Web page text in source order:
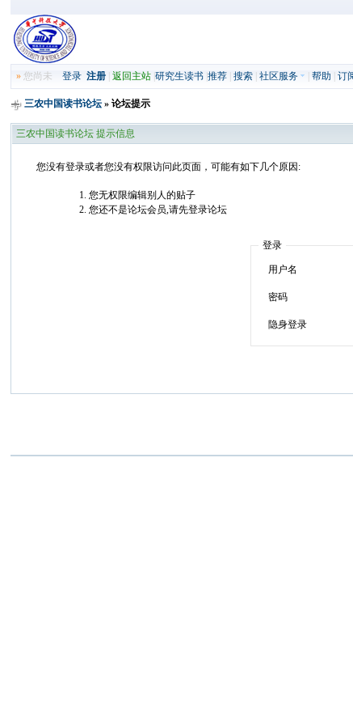
» 您尚未登录 注册 |返回主站 |研究生读书 |推荐 |搜索 |社区服务 |帮助 |订
三农中国读书论坛 » 论坛提示
三农中国读书论坛 提示信息
您没有登录或者您没有权限访问此页面，可能有如下几个原因:
您无权限编辑别人的贴子
您还不是论坛会员,请先登录论坛
登录
用户名
密码
隐身登录